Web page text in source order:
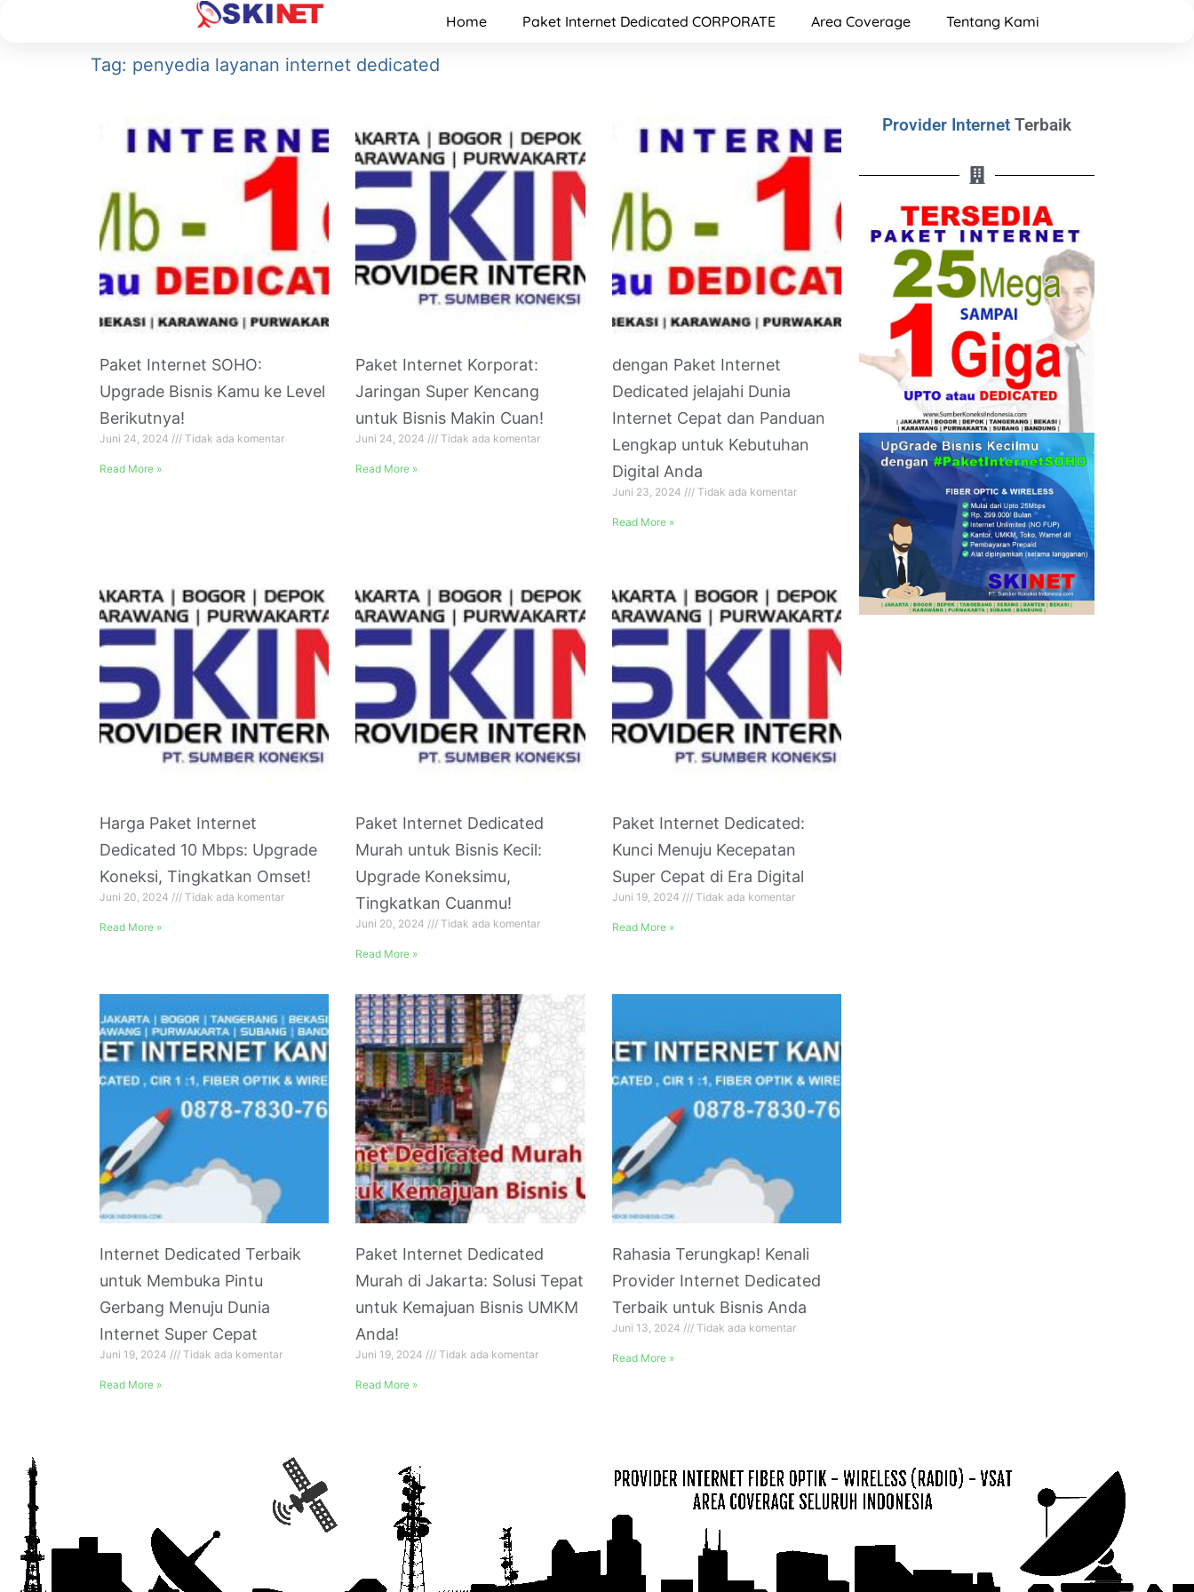
Home Paket Internet Dedicated CORPORATE Area Coverage Tentang Kami
Tag: penyedia layanan internet dedicated
Paket Internet SOHO:
Upgrade Bisnis Kamu ke Level
Berikutnya!
Juni 24, 2024 Tidak ada komentar
Read More »
Paket Internet Korporat:
Jaringan Super Kencang
untuk Bisnis Makin Cuan!
Juni 24, 2024 Tidak ada komentar
Read More »
dengan Paket Internet
Dedicated jelajahi Dunia
Internet Cepat dan Panduan
Lengkap untuk Kebutuhan
Digital Anda
Juni 23, 2024 Tidak ada komentar
Read More »
Harga Paket Internet
Dedicated 10 Mbps: Upgrade
Koneksi, Tingkatkan Omset!
Juni 20, 2024 Tidak ada komentar
Read More »
Paket Internet Dedicated
Murah untuk Bisnis Kecil:
Upgrade Koneksimu,
Tingkatkan Cuanmu!
Juni 20, 2024 Tidak ada komentar
Read More »
Paket Internet Dedicated:
Kunci Menuju Kecepatan
Super Cepat di Era Digital
Juni 19, 2024 Tidak ada komentar
Read More »
Internet Dedicated Terbaik
untuk Membuka Pintu
Gerbang Menuju Dunia
Internet Super Cepat
Juni 19, 2024 Tidak ada komentar
Read More »
Paket Internet Dedicated
Murah di Jakarta: Solusi Tepat
untuk Kemajuan Bisnis UMKM
Anda!
Juni 19, 2024 Tidak ada komentar
Read More »
Rahasia Terungkap! Kenali
Provider Internet Dedicated
Terbaik untuk Bisnis Anda
Juni 13, 2024 Tidak ada komentar
Read More »
Provider Internet Terbaik